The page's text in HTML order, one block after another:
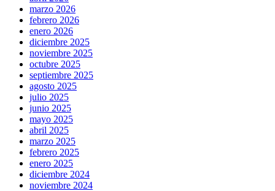
marzo 2026
febrero 2026
enero 2026
diciembre 2025
noviembre 2025
octubre 2025
septiembre 2025
agosto 2025
julio 2025
junio 2025
mayo 2025
abril 2025
marzo 2025
febrero 2025
enero 2025
diciembre 2024
noviembre 2024